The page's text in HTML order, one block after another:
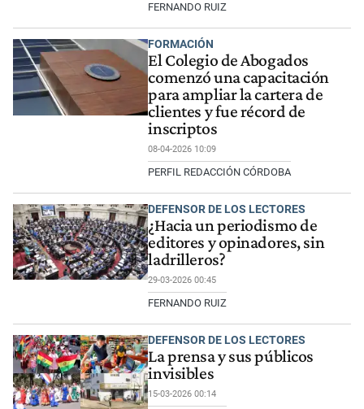
FERNANDO RUIZ
FORMACIÓN
El Colegio de Abogados
comenzó una capacitación
para ampliar la cartera de
clientes y fue récord de
inscriptos
08-04-2026 10:09
PERFIL REDACCIÓN CÓRDOBA
DEFENSOR DE LOS LECTORES
¿Hacia un periodismo de
editores y opinadores, sin
ladrilleros?
29-03-2026 00:45
FERNANDO RUIZ
DEFENSOR DE LOS LECTORES
La prensa y sus públicos
invisibles
15-03-2026 00:14